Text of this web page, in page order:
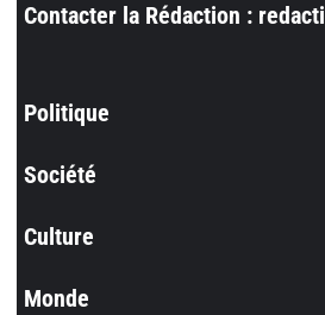
Contacter la Rédaction :
Politique
Société
Culture
Monde